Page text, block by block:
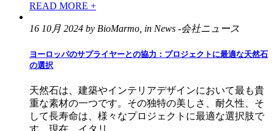
READ MORE +
16 10月 2024 by BioMarmo, in News -会社ニュース
ヨーロッパのサプライヤーとの協力：プロジェクトに最適な天然石
の選択
天然石は、建築やインテリアデザインにおいて最も貴
重な素材の一つです。その独特の美しさ、耐久性、そ
して長寿命は、様々なプロジェクトに最適な選択肢で